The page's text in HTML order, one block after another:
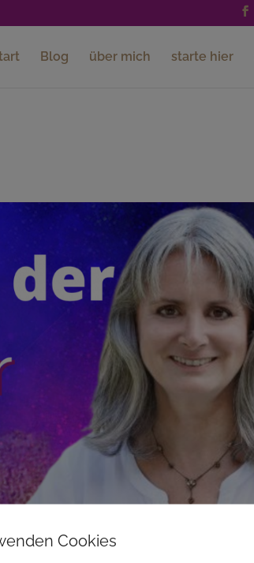
Blog über mich starte hier
Cookies